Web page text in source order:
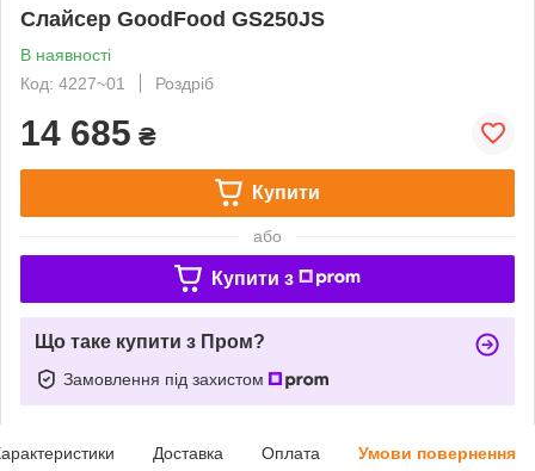
Слайсер GoodFood GS250JS
В наявності
Код: 4227~01
Роздріб
14 685 ₴
Купити
або
Купити з
Що таке купити з Пром?
Замовлення під захистом
Доставка Оплата Умови повернення